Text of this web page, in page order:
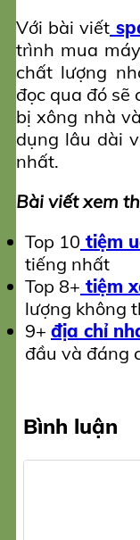
Với bài viết
trình mua
chất lượng
đọc qua đó sẽ
bị xông nhà
dụng lâu dài
nhất.
Bài viết xem
Top 10 tiệm
tiếng nhất
Top 8+ tiệm
lượng không
9+ địa chỉ
đầu và đáng
Bình luận